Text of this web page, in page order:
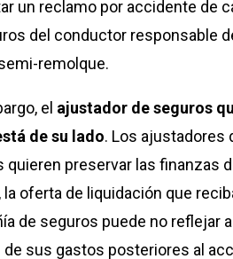
un reclamo por accidente de
del conductor responsable
remolque.
el ajustador de seguros
de su lado. Los ajustadores
quieren preservar las finanzas
la oferta de liquidación que
de seguros puede no reflejar
de sus gastos posteriores al